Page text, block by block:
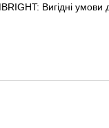
Вигідні умови